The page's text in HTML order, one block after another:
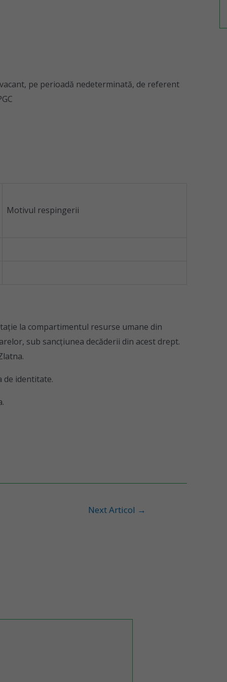
pe perioadă nedeterminată, de referent
Motivul respingerii
la compartimentul resurse umane din
sub sancţiunea decăderii din acest drept.
de identitate.
Next Articol →